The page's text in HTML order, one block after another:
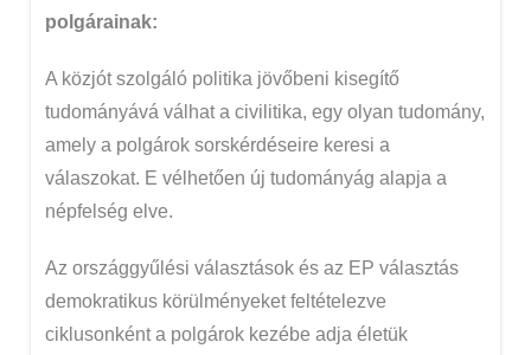
polgárainak:
A közjót szolgáló politika jövőbeni kisegítő
tudományává válhat a civilitika, egy olyan tudomány,
amely a polgárok sorskérdéseire keresi a
válaszokat. E vélhetően új tudományág alapja a
népfelség elve.
Az országgyűlési választások és az EP választás
demokratikus körülményeket feltételezve
ciklusonként a polgárok kezébe adja életük